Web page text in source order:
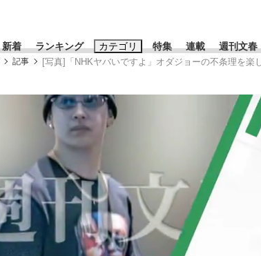
新着 ランキング カテゴリ 特集 連載 週刊文春
おすすめのキーワードタグ一覧
#藤田晋 #三山凌輝 #後藤真希
#玉木雄一郎
#亀和田武
記事 [写真]「NHKヤバいですよ」オダジョーの不条理を